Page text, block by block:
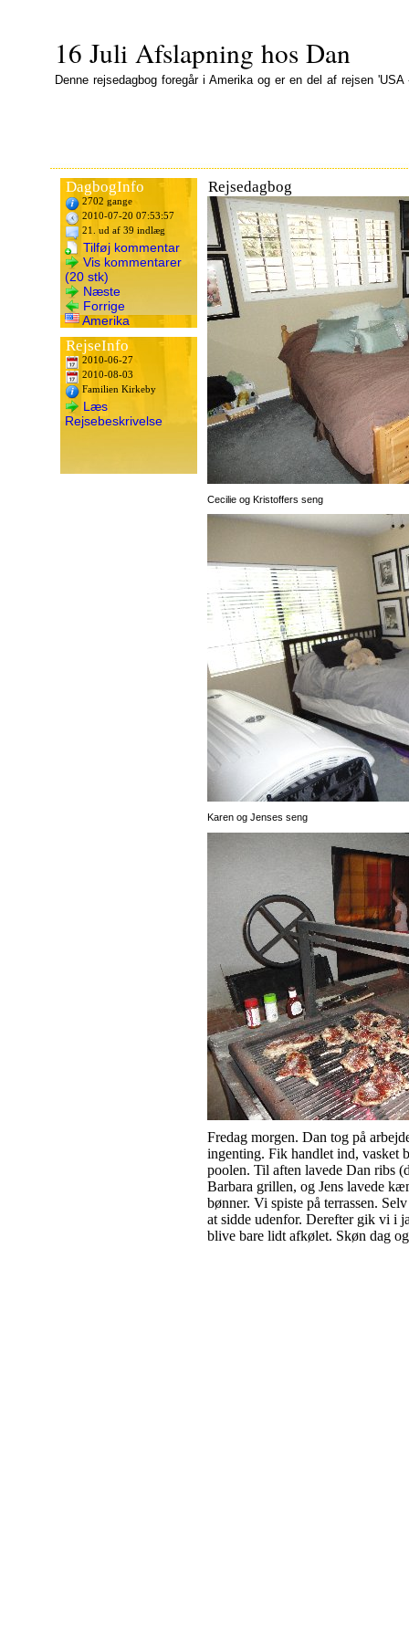
16 Juli Afslapning hos Dan
Denne rejsedagbog foregår i Amerika og er en del af rejsen 'USA
DagbogInfo
2702 gange
2010-07-20 07:53:57
21. ud af 39 indlæg
Tilføj kommentar
Vis kommentarer
(20 stk)
Næste
Forrige
Amerika
RejseInfo
2010-06-27
2010-08-03
Familien Kirkeby
Læs
Rejsebeskrivelse
Rejsedagbog
Cecilie og Kristoffers seng
Karen og Jenses seng
Fredag morgen. Dan tog på
ingenting. Fik handlet ind, vasket
poolen. Til aften lavede Dan ribs
Barbara grillen, og Jens lavede
bønner. Vi spiste på terrassen.
at sidde udenfor. Derefter gik vi i
blive bare lidt afkølet. Skøn dag